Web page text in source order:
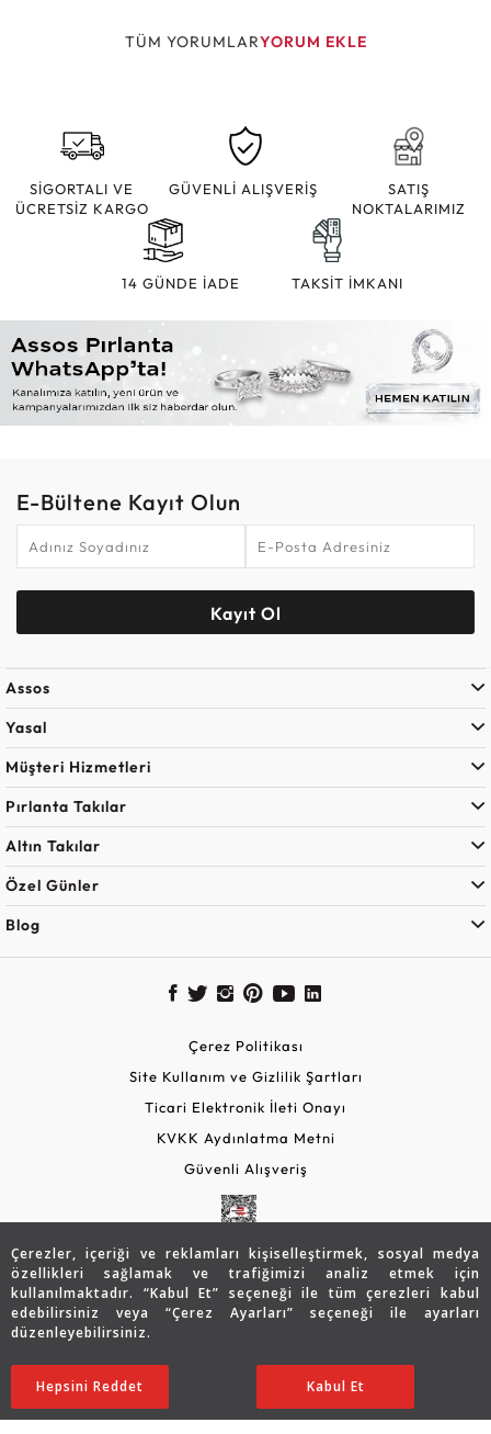
Çerezler, içeriği ve reklamları kişiselleştirmek, sosyal medya
özellikleri sağlamak ve trafiğimizi analiz etmek için
kullanılmaktadır. “Kabul Et” seçeneği ile tüm çerezleri kabul
edebilirsiniz veya “Çerez Ayarları” seçeneği ile ayarları
düzenleyebilirsiniz.
Ayarları Düzenle
Hepsini Reddet Kabul Et
103.980 TL
72.786TL SATIN ALIN
TÜM YORUMLARYORUM EKLE
SİGORTALI VE
ÜCRETSİZ KARGO
GÜVENLİ ALIŞVERİŞ
SATIŞ
NOKTALARIMIZ
14 GÜNDE İADE TAKSİT İMKANI
E-Bültene Kayıt Olun
Kayıt Ol
Assos
Yasal
Müşteri Hizmetleri
Pırlanta Takılar
Altın Takılar
Özel Günler
Blog
Çerez Politikası
Site Kullanım ve Gizlilik Şartları
Ticari Elektronik İleti Onayı
KVKK Aydınlatma Metni
Güvenli Alışveriş
Copyright © 2026 Assos Pırlanta - Bu sitenin tüm hakları